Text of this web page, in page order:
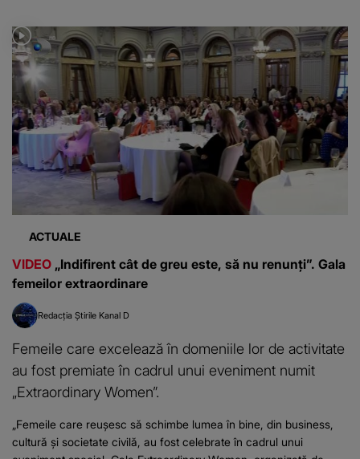
ACTUALE
VIDEO „Indifirent cât de greu este, să nu renunți”. Gala
femeilor extraordinare
Redacția Știrile Kanal D
Femeile care excelează în domeniile lor de activitate
au fost premiate în cadrul unui eveniment numit
„Extraordinary Women”.
„Femeile care reușesc să schimbe lumea în bine, din business,
cultură și societate civilă, au fost celebrate în cadrul unui